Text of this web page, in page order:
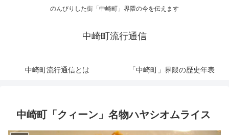
のんびりした街「中崎町」界隈の今を伝えます
中崎町流行通信
中崎町流行通信とは 「中崎町」界隈の歴史年表
中崎町「クィーン」名物ハヤシオムライス